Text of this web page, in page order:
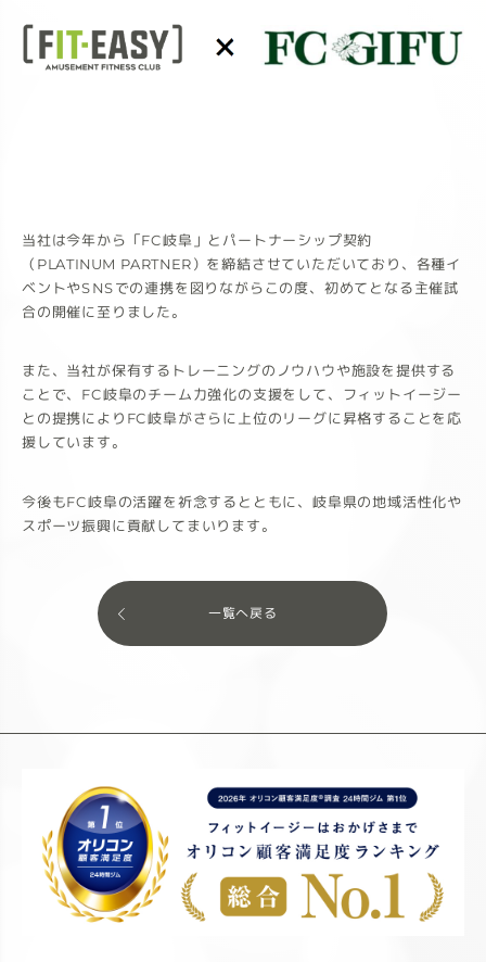
当社は今年から「FC岐阜」とパートナーシップ契約
（PLATINUM PARTNER）を締結させていただいており、各種イ
ベントやSNSでの連携を図りながらこの度、初めてとなる主催試
合の開催に至りました。
また、当社が保有するトレーニングのノウハウや施設を提供する
ことで、FC岐阜のチーム力強化の支援をして、フィットイージー
との提携によりFC岐阜がさらに上位のリーグに昇格することを応
援しています。
今後もFC岐阜の活躍を祈念するとともに、岐阜県の地域活性化や
スポーツ振興に貢献してまいります。
一覧へ戻る